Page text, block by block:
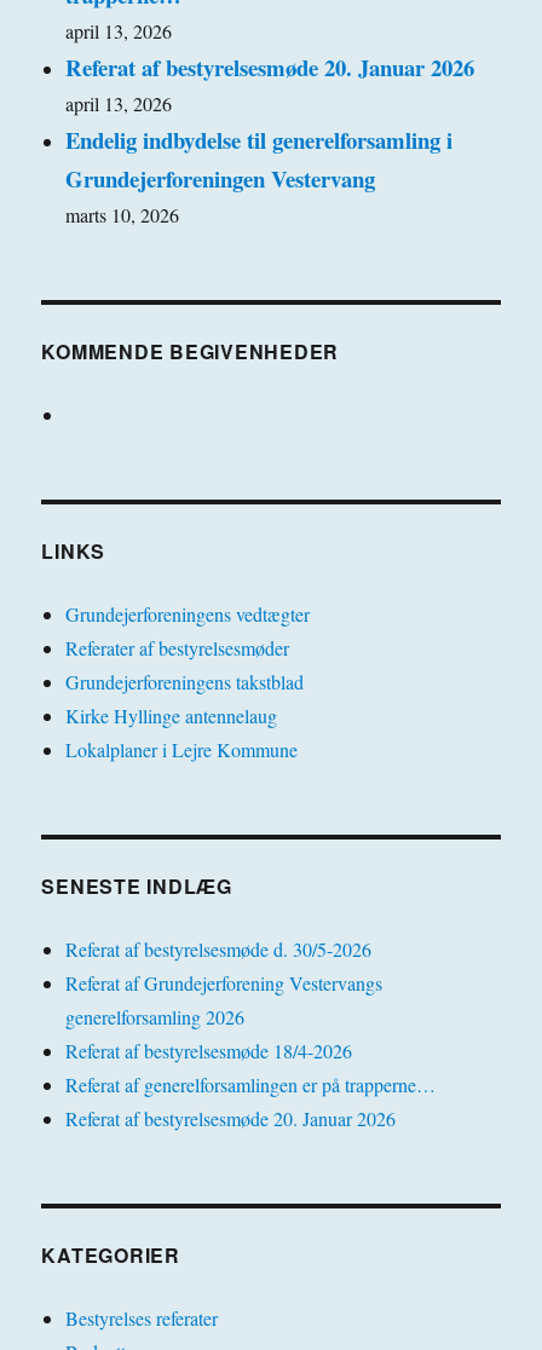
april 13, 2026
Referat af bestyrelsesmøde 20. Januar 2026
april 13, 2026
Endelig indbydelse til generelforsamling i
Grundejerforeningen Vestervang
marts 10, 2026
KOMMENDE BEGIVENHEDER
LINKS
Grundejerforeningens vedtægter
Referater af bestyrelsesmøder
Grundejerforeningens takstblad
Kirke Hyllinge antennelaug
Lokalplaner i Lejre Kommune
SENESTE INDLÆG
Referat af bestyrelsesmøde d. 30/5-2026
Referat af Grundejerforening Vestervangs
generelforsamling 2026
Referat af bestyrelsesmøde 18/4-2026
Referat af generelforsamlingen er på trapperne…
Referat af bestyrelsesmøde 20. Januar 2026
KATEGORIER
Bestyrelses referater